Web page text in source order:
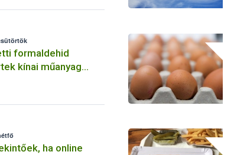
formaldehid
kínai műanyag
ha online